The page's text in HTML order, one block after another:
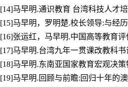
[14]马早明.通识教育 台湾科技人才
[15]马早明，罗明楚.校长领导:与经
[16]张运红，马早明.中国高等教育
[17]马早明.台湾九年一贯课改教科
[18]马早明.东南亚国家教育宏观决策
[19]马早明.回顾与前瞻:回归十年的